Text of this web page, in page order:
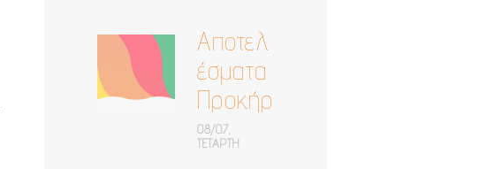
Αποτελ
έσματα
Προκήρ
υξης
08/07,
ΤΕΤΆΡΤΗ